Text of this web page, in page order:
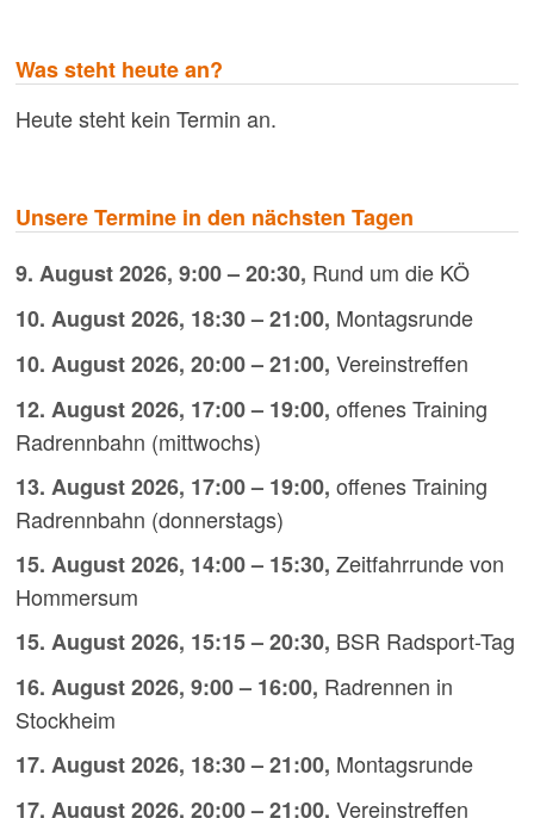
Was steht heute an?
Heute steht kein Termin an.
Unsere Termine in den nächsten Tagen
9. August 2026, 9:00– 20:30, Rund um die KÖ
10. August 2026, 18:30– 21:00, Montagsrunde
10. August 2026, 20:00– 21:00, Vereinstreffen
12. August 2026, 17:00– 19:00, offenes Training
Radrennbahn (mittwochs)
13. August 2026, 17:00– 19:00, offenes Training
Radrennbahn (donnerstags)
15. August 2026, 14:00– 15:30, Zeitfahrrunde von
Hommersum
15. August 2026, 15:15– 20:30, BSR Radsport-Tag
16. August 2026, 9:00– 16:00, Radrennen in
Stockheim
17. August 2026, 18:30– 21:00, Montagsrunde
17. August 2026, 20:00– 21:00, Vereinstreffen